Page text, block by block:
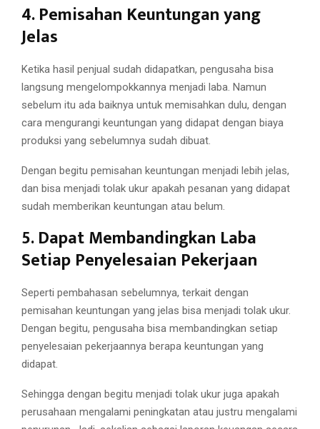
4. Pemisahan Keuntungan yang
Jelas
Ketika hasil penjual sudah didapatkan, pengusaha bisa
langsung mengelompokkannya menjadi laba. Namun
sebelum itu ada baiknya untuk memisahkan dulu, dengan
cara mengurangi keuntungan yang didapat dengan biaya
produksi yang sebelumnya sudah dibuat.
Dengan begitu pemisahan keuntungan menjadi lebih jelas,
dan bisa menjadi tolak ukur apakah pesanan yang didapat
sudah memberikan keuntungan atau belum.
5. Dapat Membandingkan Laba
Setiap Penyelesaian Pekerjaan
Seperti pembahasan sebelumnya, terkait dengan
pemisahan keuntungan yang jelas bisa menjadi tolak ukur.
Dengan begitu, pengusaha bisa membandingkan setiap
penyelesaian pekerjaannya berapa keuntungan yang
didapat.
Sehingga dengan begitu menjadi tolak ukur juga apakah
perusahaan mengalami peningkatan atau justru mengalami